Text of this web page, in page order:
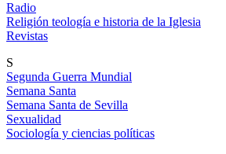
Radio
Religión teología e historia de la Iglesia
Revistas
S
Segunda Guerra Mundial
Semana Santa
Semana Santa de Sevilla
Sexualidad
Sociología y ciencias políticas